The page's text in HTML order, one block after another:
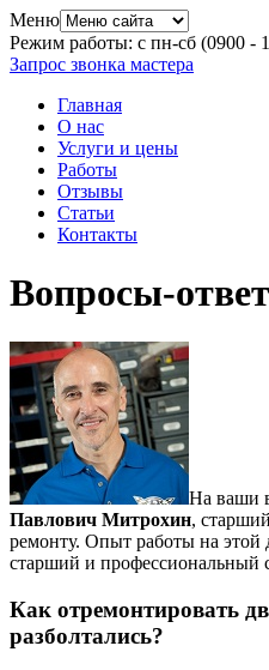
Меню
Режим работы: с пн-сб (0900 -
Запрос звонка мастера
Главная
О нас
Услуги и цены
Работы
Отзывы
Статьи
Контакты
Вопросы-
На ваши
Павлович Митрохин,
ремонту. Опыт работы на
старший и профессиональный
Как отремонтировать
разболтались?